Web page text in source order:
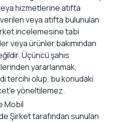
hizmetlerine atıfta
veya atıfta bulunulan
incelemesine tabi
veya ürünler bakımından
Üçüncü şahıs
yararlanmak,
tercihi olup, bu konudaki
yöneltilemez.
Mobil
Şirket tarafından sunulan